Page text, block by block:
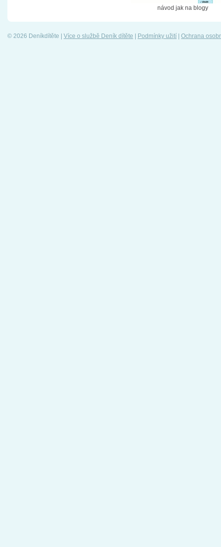
návod jak na blogy
© 2026 Deníkdítěte | Více o službě Deník dítěte Podmínky užití Ochrana